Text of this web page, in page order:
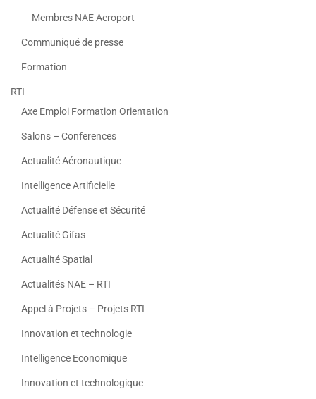
Membres NAE Aeroport
Communiqué de presse
Formation
RTI
Axe Emploi Formation Orientation
Salons – Conferences
Actualité Aéronautique
Intelligence Artificielle
Actualité Défense et Sécurité
Actualité Gifas
Actualité Spatial
Actualités NAE – RTI
Appel à Projets – Projets RTI
Innovation et technologie
Intelligence Economique
Innovation et technologique